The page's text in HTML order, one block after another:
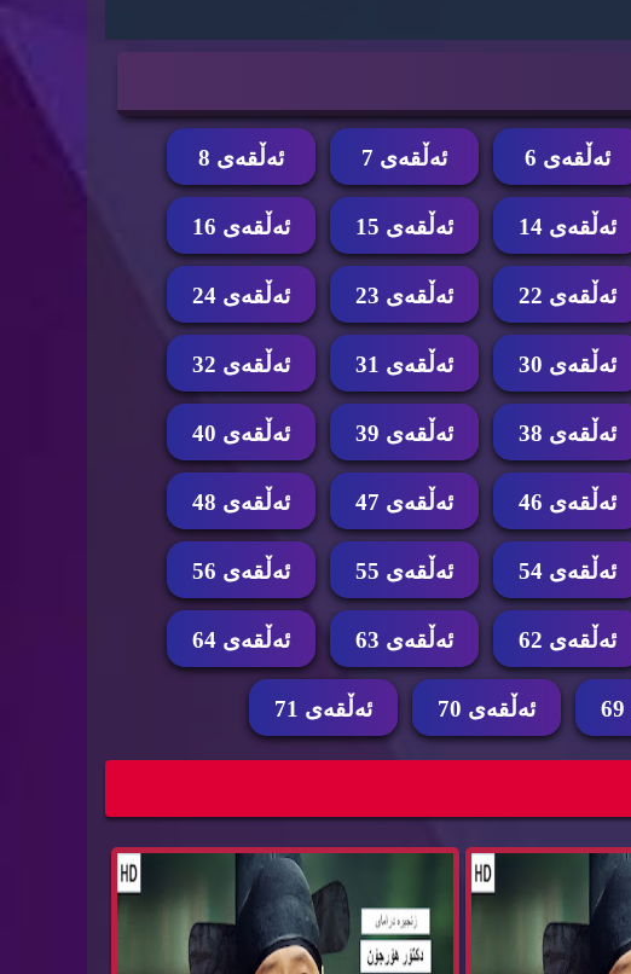
ئه‌ڵقه‌ی 6 ئه‌ڵقه‌ی 7 ئه‌ڵقه‌ی 8
ئه‌ڵقه‌ی 14 ئه‌ڵقه‌ی 15 ئه‌ڵقه‌ی 16
ئه‌ڵقه‌ی 22 ئه‌ڵقه‌ی 23 ئه‌ڵقه‌ی 24
ئه‌ڵقه‌ی 30 ئه‌ڵقه‌ی 31 ئه‌ڵقه‌ی 32
ئه‌ڵقه‌ی 38 ئه‌ڵقه‌ی 39 ئه‌ڵقه‌ی 40
ئه‌ڵقه‌ی 46 ئه‌ڵقه‌ی 47 ئه‌ڵقه‌ی 48
ئه‌ڵقه‌ی 54 ئه‌ڵقه‌ی 55 ئه‌ڵقه‌ی 56
ئه‌ڵقه‌ی 62 ئه‌ڵقه‌ی 63 ئه‌ڵقه‌ی 64
ئه‌ڵقه‌ی 70 ئه‌ڵقه‌ی 71
زنجیره‌ درامای دكتۆر هۆرجۆن ئه‌ڵقه‌ی 60 dktor
زنجیره‌ درامای دكتۆر هۆرجۆن ئه‌ڵقه‌ی 71 dktor